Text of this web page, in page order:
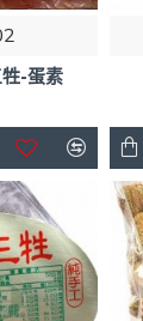
-蛋素